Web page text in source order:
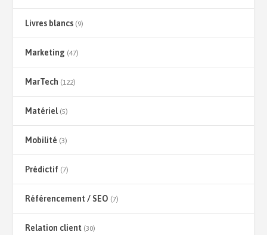
Livres blancs (9)
Marketing (47)
MarTech (122)
Matériel(5)
Mobilité (3)
Prédictif (7)
Référencement / SEO (7)
Relation client (30)